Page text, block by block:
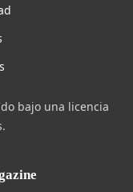
bajo una licencia